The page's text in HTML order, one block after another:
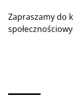
Zapraszamy do